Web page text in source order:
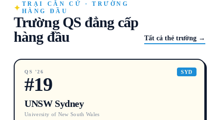
TRẠI CĂN CỨ · TRƯỜNG
HÀNG ĐẦU
Trường QS đẳng cấp
hàng đầu
Tất cả thẻ trường →
SYD
QS '26
#19
UNSW Sydney
University of New South Wales